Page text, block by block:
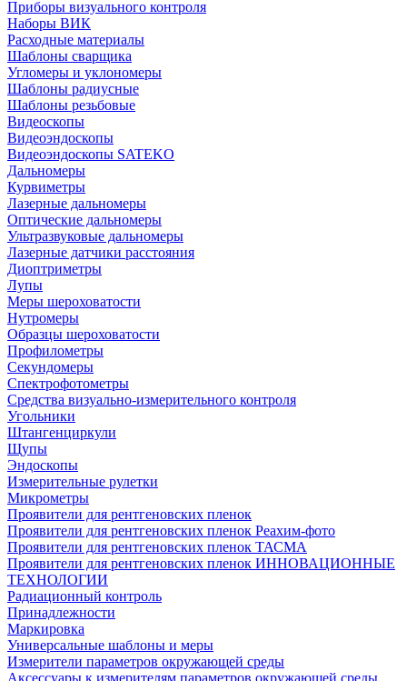
Приборы визуального контроля
Наборы ВИК
Расходные материалы
Шаблоны сварщика
Угломеры и уклономеры
Шаблоны радиусные
Шаблоны резьбовые
Видеоскопы
Видеоэндоскопы
Видеоэндоскопы SATEKO
Дальномеры
Курвиметры
Лазерные дальномеры
Оптические дальномеры
Ультразвуковые дальномеры
Лазерные датчики расстояния
Диоптриметры
Лупы
Меры шероховатости
Нутромеры
Образцы шероховатости
Профилометры
Секундомеры
Спектрофотометры
Средства визуально-измерительного контроля
Угольники
Штангенциркули
Щупы
Эндоскопы
Измерительные рулетки
Микрометры
Проявители для рентгеновских пленок
Проявители для рентгеновских пленок Реахим-фото
Проявители для рентгеновских пленок ТАСМА
Проявители для рентгеновских пленок ИННОВАЦИОННЫЕ
ТЕХНОЛОГИИ
Радиационный контроль
Принадлежности
Маркировка
Универсальные шаблоны и меры
Измерители параметров окружающей среды
Аксессуары к измерителям параметров окружающей среды